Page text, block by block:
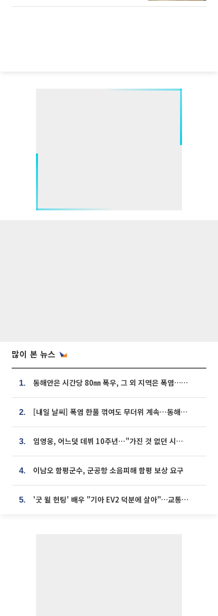
많이 본 뉴스
1. 동해안은 시간당 80㎜ 폭우, 그 외 지역은 폭염…‘극과 극 날씨’
2. [내일 날씨] 폭염 한풀 꺾여도 무더위 계속⋯동해안 이틀 연속 비
3. 임영웅, 어느덧 데뷔 10주년⋯"가진 것 없던 시절, 내 앞엔 20명의 팬뿐"
4. 이남오 함평군수, 군공항 소음피해 함평 보상 요구
5. '굿 윌 헌팅' 배우 "기아 EV2 덕분에 살아"…교통사고 후 안전성 극찬